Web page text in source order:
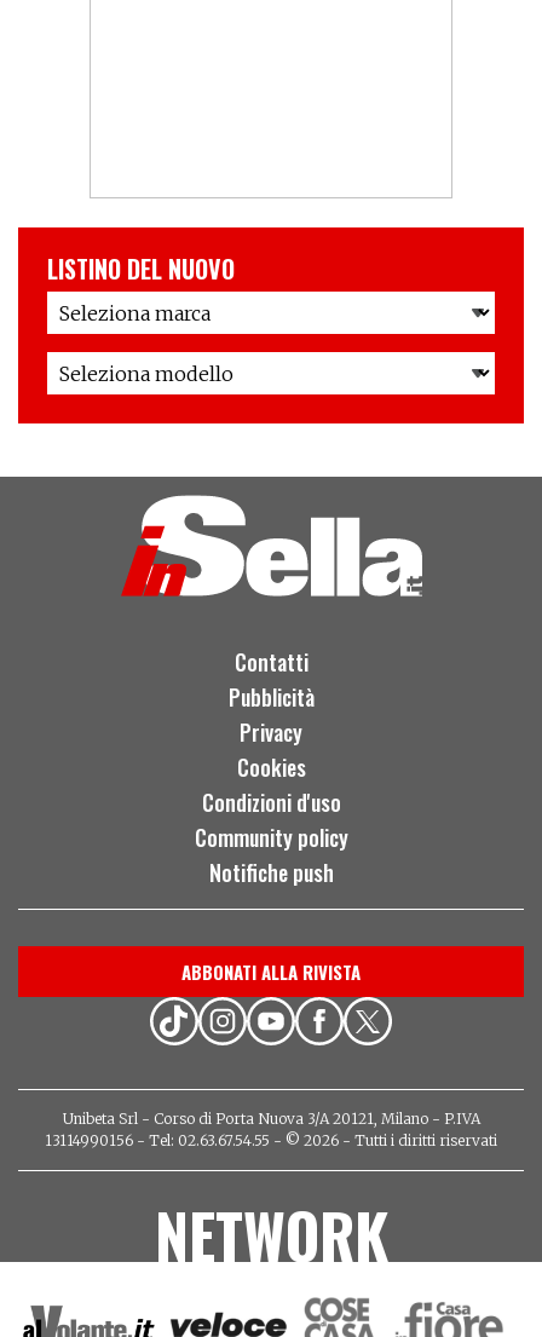
LISTINO DEL NUOVO
Contatti
Pubblicità
Privacy
Cookies
Condizioni d'uso
Community policy
Notifiche push
ABBONATI ALLA RIVISTA
Unibeta Srl - Corso di Porta Nuova 3/A 20121, Milano - P.IVA
13114990156 - Tel: 02.63.67.54.55 - © 2026 - Tutti i diritti riservati
NETWORK